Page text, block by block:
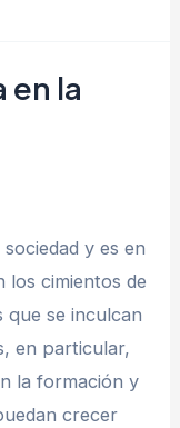
en la
y es en
los cimientos de
que se inculcan
en particular,
la formación y
crecer